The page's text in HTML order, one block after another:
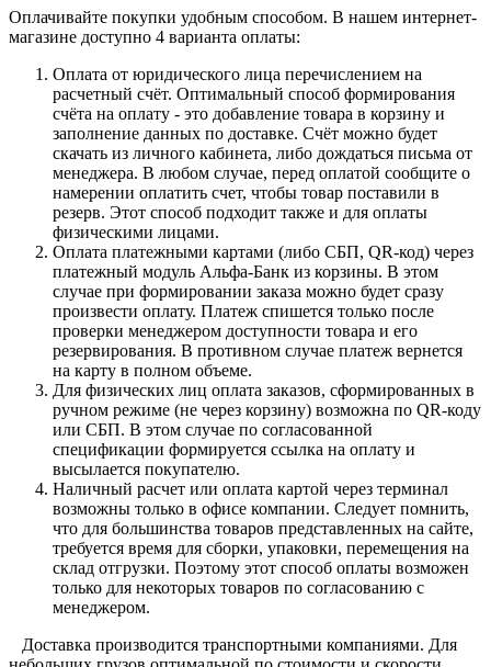
Оплачивайте покупки удобным способом. В нашем интернет-
магазине доступно 4 варианта оплаты:
Оплата от юридического лица перечислением на
расчетный счёт. Оптимальный способ формирования
счёта на оплату - это добавление товара в корзину и
заполнение данных по доставке. Счёт можно будет
скачать из личного кабинета, либо дождаться письма от
менеджера. В любом случае, перед оплатой сообщите о
намерении оплатить счет, чтобы товар поставили в
резерв. Этот способ подходит также и для оплаты
физическими лицами.
Оплата платежными картами (либо СБП, QR-код) через
платежный модуль Альфа-Банк из корзины. В этом
случае при формировании заказа можно будет сразу
произвести оплату. Платеж спишется только после
проверки менеджером доступности товара и его
резервирования. В противном случае платеж вернется
на карту в полном объеме.
Для физических лиц оплата заказов, сформированных в
ручном режиме (не через корзину) возможна по QR-коду
или СБП. В этом случае по согласованной
спецификации формируется ссылка на оплату и
высылается покупателю.
Наличный расчет или оплата картой через терминал
возможны только в офисе компании. Следует помнить,
что для большинства товаров представленных на сайте,
требуется время для сборки, упаковки, перемещения на
склад отгрузки. Поэтому этот способ оплаты возможен
только для некоторых товаров по согласованию с
менеджером.
Доставка производится транспортными компаниями. Для